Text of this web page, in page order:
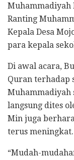
Muhammadiyah
Ranting
Kepala Desa
para kepala
Di awal acara,
Quran terhadap
Muhammadiyah
langsung dites
Min juga
terus meningkat.
“Mudah-